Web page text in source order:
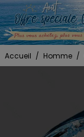
Accueil / Homme /